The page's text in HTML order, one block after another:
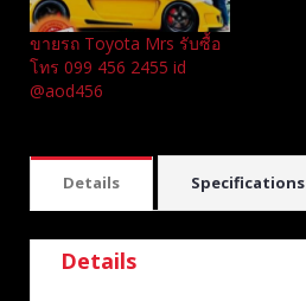
ขายรถ Toyota Mrs รับซื้อ
โทร 099 456 2455 id
@aod456
Details Specifications
Details